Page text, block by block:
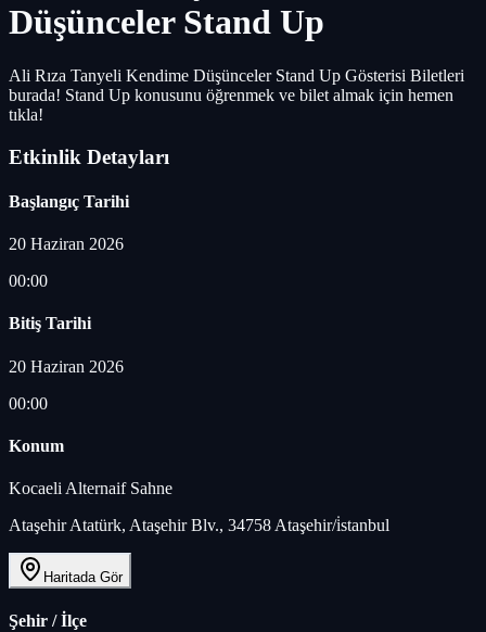
Düşünceler Stand Up
Ali Rıza Tanyeli Kendime Düşünceler Stand Up Gösterisi Biletleri
burada! Stand Up konusunu öğrenmek ve bilet almak için hemen
tıkla!
Etkinlik Detayları
Başlangıç Tarihi
20 Haziran 2026
00:00
Bitiş Tarihi
20 Haziran 2026
00:00
Konum
Kocaeli Alternaif Sahne
Ataşehir Atatürk, Ataşehir Blv., 34758 Ataşehir/i̇stanbul
Haritada Gör
Şehir / İlçe